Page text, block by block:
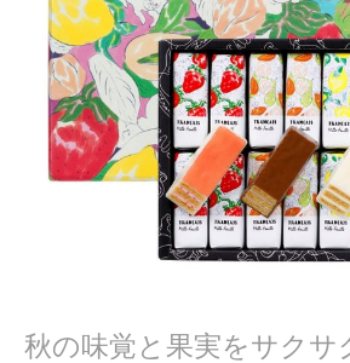
秋の味覚と果実をサクサ